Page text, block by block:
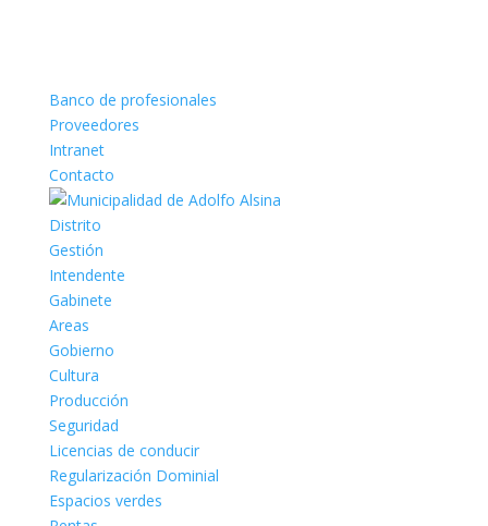
Banco de profesionales
Proveedores
Intranet
Contacto
Distrito
Gestión
Intendente
Gabinete
Areas
Gobierno
Cultura
Producción
Seguridad
Licencias de conducir
Regularización Dominial
Espacios verdes